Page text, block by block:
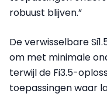
robuust blijven.”
De verwisselbare
om met minimale
terwijl de Fi3.5-
toepassingen waar